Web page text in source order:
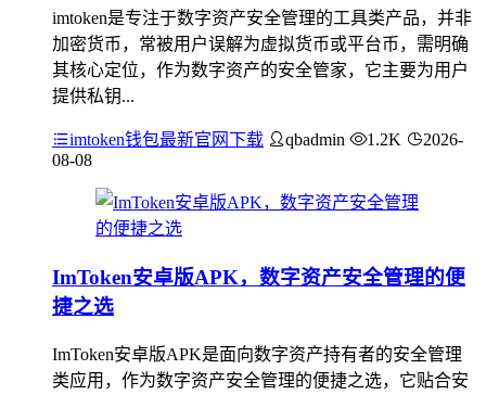
imtoken是专注于数字资产安全管理的工具类产品，并非
加密货币，常被用户误解为虚拟货币或平台币，需明确
其核心定位，作为数字资产的安全管家，它主要为用户
提供私钥...
imtoken钱包最新官网下载 qbadmin 1.2K
2026-
08-08
ImToken安卓版APK，数字资产安全管理的便
捷之选
ImToken安卓版APK是面向数字资产持有者的安全管理
类应用，作为数字资产安全管理的便捷之选，它贴合安